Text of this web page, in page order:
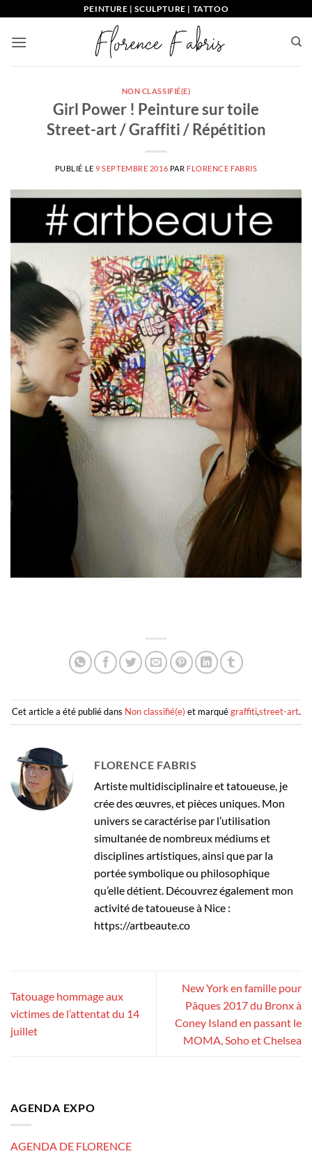
contenu
PEINTURE | SCULPTURE | TATTOO
NON CLASSIFIÉ(E)
Girl Power ! Peinture sur toile
Street-art / Graffiti / Répétition
PUBLIÉ LE9 SEPTEMBRE 2016 PAR FLORENCE FABRIS
Cet article a été publié dans Non classifié(e) et marquégraffiti,street-art.
FLORENCE FABRIS
Artiste multidisciplinaire et tatoueuse, je
crée des œuvres, et pièces uniques. Mon
univers se caractérise par l’utilisation
simultanée de nombreux médiums et
disciplines artistiques, ainsi que par la
portée symbolique ou philosophique
qu’elle détient. Découvrez également mon
activité de tatoueuse à Nice :
https://artbeaute.co
Tatouage hommage aux
victimes de l’attentat du 14
juillet
New York en famille pour
Pâques 2017 du Bronx à
Coney Island en passant le
MOMA, Soho et Chelsea
AGENDA EXPO
AGENDA DE FLORENCE